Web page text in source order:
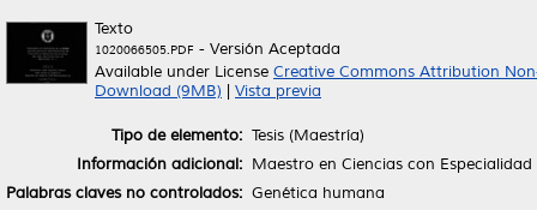
Texto
1020066505.PDF - Versión Aceptada
Available under License Creative Commons Attribution
Download (9MB)
Vista previa
Tipo de elemento: Tesis (Maestría)
Información adicional: Maestro en Ciencias con
Palabras claves no controlados: Genética humana